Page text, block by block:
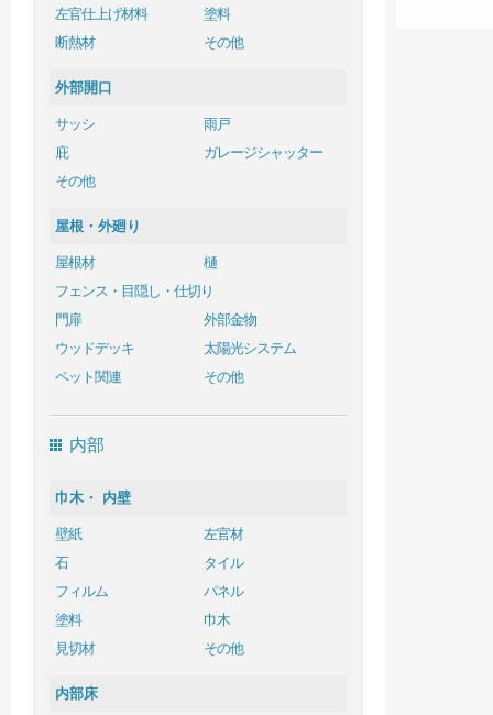
左官仕上げ材料
塗料
断熱材
その他
外部開口
サッシ
雨戸
庇
ガレージシャッター
その他
屋根・外廻り
屋根材
樋
フェンス・目隠し・仕切り
門扉
外部金物
ウッドデッキ
太陽光システム
ペット関連
その他
内部
巾木・ 内壁
壁紙
左官材
石
タイル
フィルム
パネル
塗料
巾木
見切材
その他
内部床